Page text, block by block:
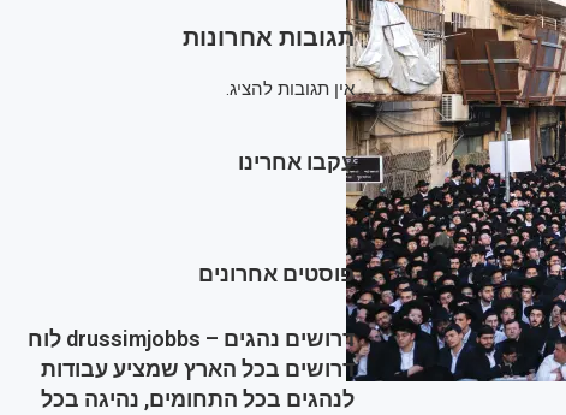
תגובות אחרונות
אין תגובות להציג.
עקבו אחרינו
פוסטים אחרונים
דרושים נהגים – drussimjobbs לוח
דרושים בכל הארץ שמציע עבודות
לנהגים בכל התחומים, נהיגה בכל